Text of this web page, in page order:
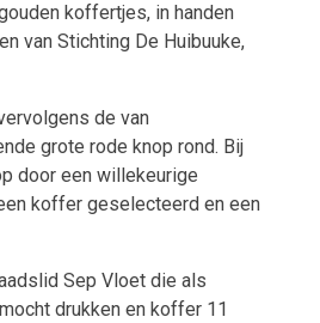
koffertjes, in handen
van Stichting De Huibuuke,
de van
grote rode knop rond. Bij
door een willekeurige
koffer geselecteerd en een
Sep Vloet die als
drukken en koffer 11